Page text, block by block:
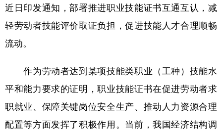
食品 人居 信息化 数字经济
学术中国 乡村振兴 银龄 溯源中国
彩票 娱乐 时尚 悦读
公益 一带一路 亚太网 上市公司
文化产业
近日印发通知，部署推进职业技能证书互通互认，减
轻劳动者技能评价取证负担，促进技能人才合理顺畅
流动。
作为劳动者达到某项技能类职业（工种）技能水
平和能力要求的证明，职业技能证书在促进劳动者求
职就业、保障关键岗位安全生产、推动人力资源合理
配置等方面发挥了积极作用。当前，我国经济结构调